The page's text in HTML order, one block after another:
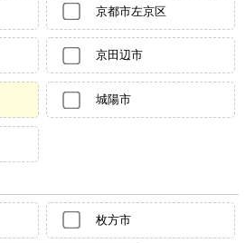
京都市左京区
京田辺市
城陽市
枚方市